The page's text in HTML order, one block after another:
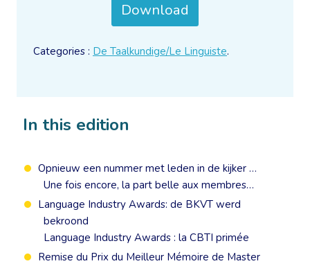
In this edition
Opnieuw een nummer met leden in de kijker …
Une fois encore, la part belle aux membres…
Language Industry Awards: de BKVT werd
bekroond
Language Industry Awards : la CBTI primée
Remise du Prix du Meilleur Mémoire de Master
Download
Categories : De Taalkundige/Le Linguiste.